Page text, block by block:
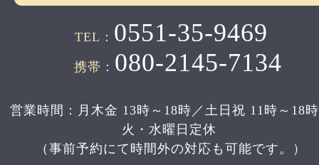
TEL： 0551-35-9469
携帯： 080-2145-7134
営業時間：月木金 13時～18時／土日祝 11時～18
火・水曜日定休
（事前予約にて時間外の対応も可能です。）